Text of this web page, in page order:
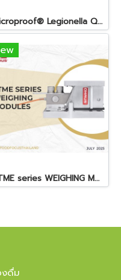
microproof® Legionella QUANTIFICATION LyoKit
i-TME series WEIGHING MODULES
งดื่ม